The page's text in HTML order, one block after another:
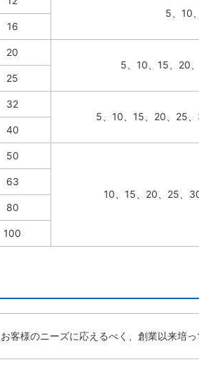
5、10
16
20
5、10、15、20
25
32
5、10、15、20、25
40
50
10、15、20、25、
63
80
100
お客様のニーズに応えるべく、創業以来培